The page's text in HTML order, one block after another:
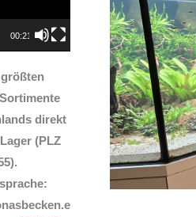
TOP Hardscape im Laden und
Ich bin super Glücklich mit
Beståbecken
A
14. JUNI 2026
00:21
direkt
(PLZ